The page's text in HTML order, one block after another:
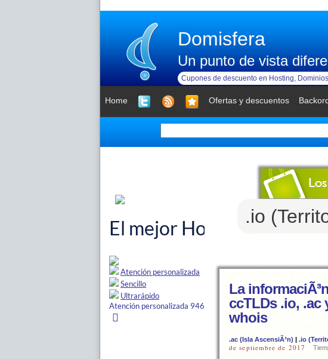
Domisfera
Un punto de vista
Cupones de descuento en Hosting,
Home Ofertas y descuentos
.io
La
ccTLDs .io, .ac
whois
.ac (Isla AscensiÃ³n) | .io
de septiembre de 2017